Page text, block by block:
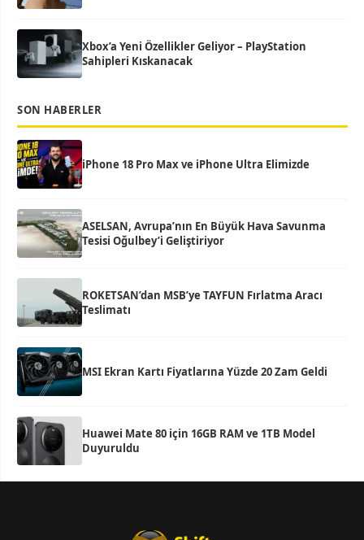
Xbox’a Yeni Özellikler Geliyor – PlayStation
Sahipleri Kıskanacak
SON HABERLER
iPhone 18 Pro Max ve iPhone Ultra Elimizde
ASELSAN, Avrupa’nın En Büyük Hava Savunma
Tesisi Oğulbey’i Geliştiriyor
ROKETSAN’dan MSB’ye TAYFUN Fırlatma Aracı
Teslimatı
MSI Ekran Kartı Fiyatlarına Yüzde 20 Zam Geldi
Huawei Mate 80 için 16GB RAM ve 1TB Model
Duyuruldu